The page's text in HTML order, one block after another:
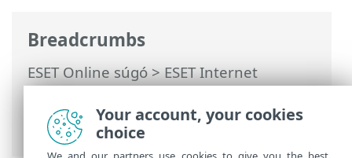
Breadcrumbs
ESET Online súgó>ESET Internet
Security>További beállítások>Védelmek
Webhozzáférés-védelem> URL-listák
kezelése
Your account, your cookies
choice